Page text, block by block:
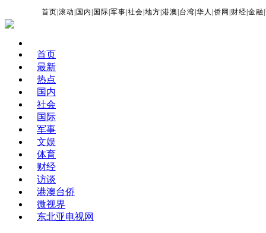
首页 |滚动 国内 国际 |军事 |社会 |地方 |港澳 台湾 |华人 |侨网 财经 |金融 |
首页
最新
热点
国内
社会
国际
军事
文娱
体育
财经
访谈
港澳台侨
微视界
东北亚电视网